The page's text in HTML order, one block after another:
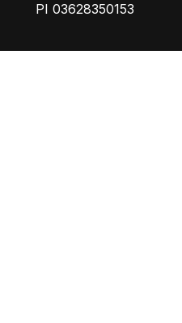
PI 03628350153